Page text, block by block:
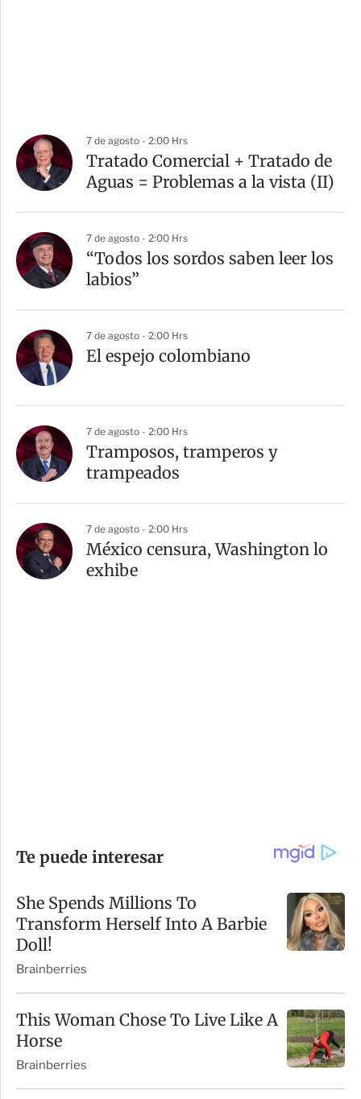
7 de agosto - 2:00 Hrs
Tratado Comercial + Tratado de
Aguas = Problemas a la vista (II)
7 de agosto - 2:00 Hrs
“Todos los sordos saben leer los
labios”
7 de agosto - 2:00 Hrs
El espejo colombiano
7 de agosto - 2:00 Hrs
Tramposos, tramperos y
trampeados
7 de agosto - 2:00 Hrs
México censura, Washington lo
exhibe